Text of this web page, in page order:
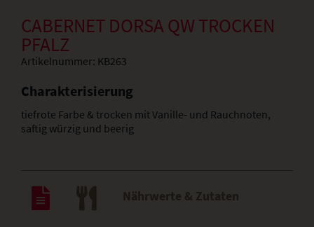
CABERNET DORSA QW TROCKEN
PFALZ
Artikelnummer: KB263
Charakterisierung
tiefrote Farbe & trocken mit Vanille- und Rauchnoten,
saftig würzig und beerig
Nährwerte & Zutaten